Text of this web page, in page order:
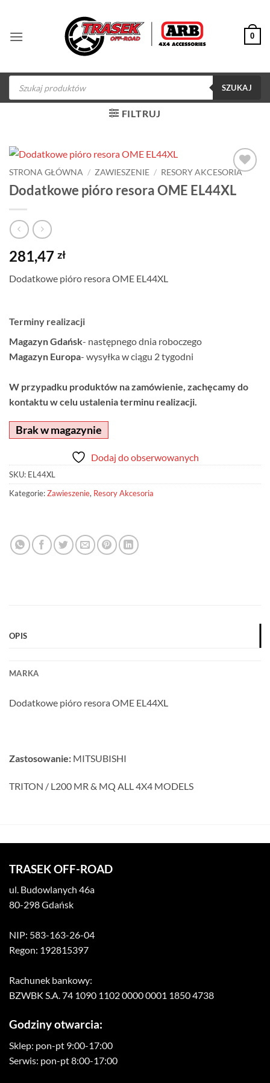
zawartości
0
Wyszukiwarka
produktów
SZUKAJ
FILTRUJ
Dodaj do
obserwowanych
STRONA GŁÓWNA / ZAWIESZENIE / RESORY AKCESORIA
Dodatkowe pióro resora OME EL44XL
281,47 zł
Dodatkowe pióro resora OME EL44XL
Terminy realizacji
Magazyn Gdańsk- następnego dnia roboczego
Magazyn Europa- wysyłka w ciągu 2 tygodni
W przypadku produktów na zamówienie, zachęcamy do
kontaktu w celu ustalenia terminu realizacji.
Brak w magazynie
Dodaj do obserwowanych
SKU: EL44XL
Kategorie:Zawieszenie, Resory Akcesoria
OPIS
MARKA
Dodatkowe pióro resora OME EL44XL
Zastosowanie: MITSUBISHI
TRITON / L200 MR & MQ ALL 4X4 MODELS
TRASEK OFF-ROAD
ul. Budowlanych 46a
80-298 Gdańsk
NIP: 583-163-26-04
Regon: 192815397
Rachunek bankowy:
BZWBK S.A. 74 1090 1102 0000 0001 1850 4738
Godziny otwarcia:
Sklep: pon-pt 9:00-17:00
Serwis: pon-pt 8:00-17:00